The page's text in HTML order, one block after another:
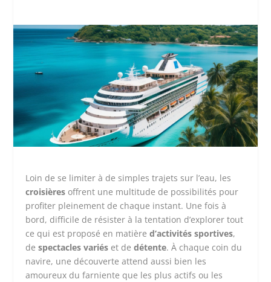
Loin de se limiter à de simples trajets sur l’eau, les
croisières offrent une multitude de possibilités pour
profiter pleinement de chaque instant. Une fois à
bord, difficile de résister à la tentation d’explorer tout
ce qui est proposé en matièred’activités sportives,
despectacles variés et dedétente. À chaque coin du
navire, une découverte attend aussi bien les
amoureux du farniente que les plus actifs ou les